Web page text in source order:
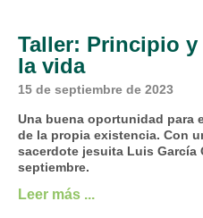
Taller: Principio
la vida
15 de septiembre de 2023
Una buena oportunidad para
de la propia existencia. Con
sacerdote jesuita Luis García
septiembre.
Leer más ...